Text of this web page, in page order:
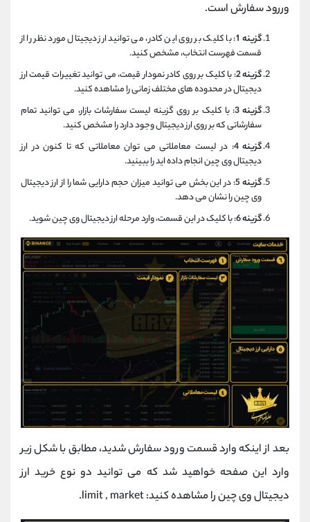
وررود سفارش است.
گزینه 1 : با کلیک بر روی این کادر، می توانید ارز دیجیتال مورد نظر را از
قسمت فهرست انتخاب، مشخص کنید.
گزینه 2 : با کلیک بر روی کادر نمودار قیمت، می توانید تغییرات قیمت ارز
دیجیتال در محدوده های مختلف زمانی را مشاهده کنید.
گزینه 3 : با کلیک بر روی گزینه لیست سفارشات بازار، می توانید تمام
سفارشاتی که بر روی ارز دیجیتال وجود دارد را مشخص کنید.
گزینه 4 : در لیست معاملاتی می توان معاملاتی که تا کنون در ارز
دیجیتال وی چین انجام داده اید را ببینید.
گزینه 5 : در این بخش می توانید میزان حجم دارایی شما را از ارز دیجیتال
وی چین را نشان می دهد.
گزینه 6 : با کلیک در این قسمت، وارد مرحله ارز دیجیتال وی چین شوید.
بعد از اینکه وارد قسمت ورود سفارش شدید، مطابق با شکل زیر
وارد این صفحه خواهید شد که می توانید دو نوع خرید ارز
دیجیتال وی چین را مشاهده کنید: limit , market.